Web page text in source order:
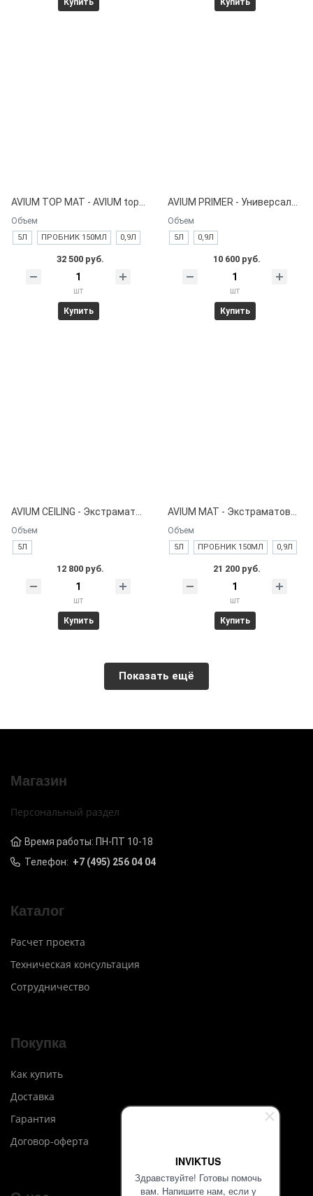
INVIKTUS
Здравствуйте! Готовы помочь
вам. Напишите нам, если у
AVIUM TOP MAT - AVIUM top mat - Краска устойчивая к загрязнениям, моющаяся, экстраматовая.
Объем
5Л ПРОБНИК 150МЛ 0,9Л
32 500 руб.
шт
Купить
AVIUM PRIMER - Универсальная грунтовка для стандартных поверхностей.
Объем
5Л 0,9Л
10 600 руб.
шт
Купить
Объем
5Л
12 800 руб.
шт
Купить
Объем
5Л ПРОБНИК 150МЛ 0,9Л
21 200 руб.
шт
Купить
Показать ещё
Магазин
Персональный раздел
Время работы: ПН-ПТ 10-18
Телефон: +7 (495) 256 04 04
Каталог
Расчет проекта
Техническая консультация
Сотрудничество
Покупка
Как купить
Доставка
Гарантия
Договор-оферта